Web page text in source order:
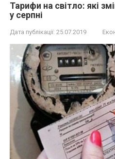
Тарифи на світло: які
у серпні
Дата публікації: 25.07.2019